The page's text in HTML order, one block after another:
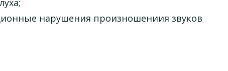
нарушения произношениия звуков